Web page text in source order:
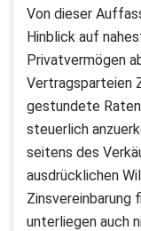
Von dieser
Hinblick auf
Privatvermögen
Vertragsparteien
gestundete
steuerlich
seitens des
ausdrücklichen
Zinsvereinbarung
unterliegen auch